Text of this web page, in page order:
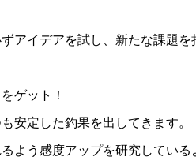
第56回霞ヶ浦ク
2025.04.11
アイデアを試し、新たな課題を
ゲット！
安定した釣果を出してきます。
よう感度アップを研究している